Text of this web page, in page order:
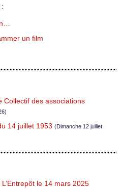
un film
Collectif des associations
14 juillet 1953 (Dimanche 12 juillet
le 14 mars 2025